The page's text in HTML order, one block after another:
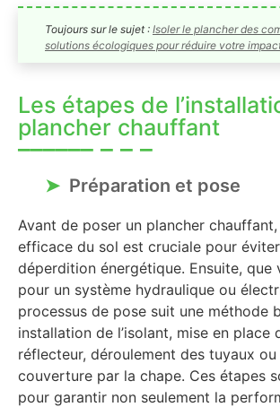
Toujours sur le sujet : Isoler le plancher des
solutions écologiques pour réduire votre
Les étapes de
plancher chauffant
Préparation et pose
Avant de poser un plancher
efficace du sol est cruciale pour
déperdition énergétique. Ensuite, que
pour un système hydraulique ou
processus de pose suit une méthode
installation de l’isolant, mise en place
réflecteur, déroulement des tuyaux
couverture par la chape. Ces étapes
pour garantir non seulement la